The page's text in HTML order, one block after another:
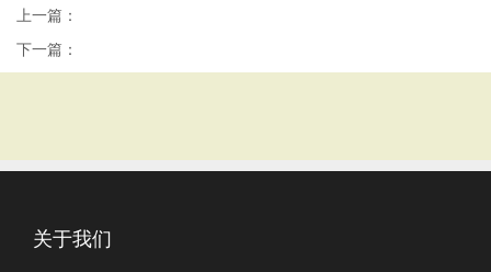
上一篇：
下一篇：
关于我们